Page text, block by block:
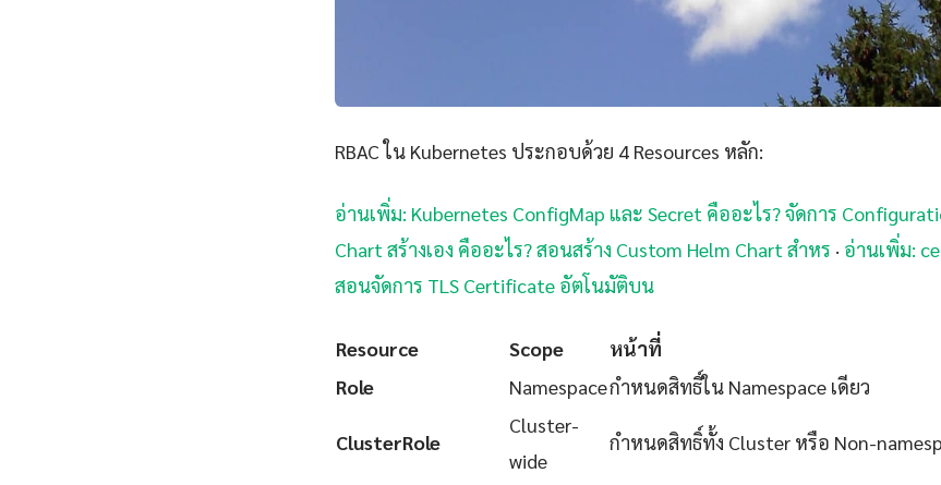
RBAC ใน Kubernetes ประกอบด้วย 4 Resources หลัก:
อ่านเพิ่ม: Kubernetes ConfigMap และ Secret คืออะไร? จัดการ
Chart สร้างเอง คืออะไร? สอนสร้าง Custom Helm Chart สำหร · อ่านเพิ่ม:
สอนจัดการ TLS Certificate อัตโนมัติบน
Resource Scope
หน้าที่
Role
Namespaceกำหนดสิทธิ์ใน Namespace เดียว
ClusterRole
Cluster-
wide
กำหนดสิทธิ์ทั้ง Cluster หรือ Non-